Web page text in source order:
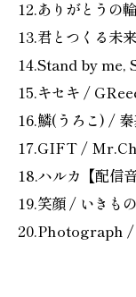
12.ありがとうの
13.君とつくる未
14.Stand by me,
15.キセキ /
16.鱗(うろこ) /
17.GIFT /
18.ハルカ【配信
19.笑顔 / いきも
20.Photograph